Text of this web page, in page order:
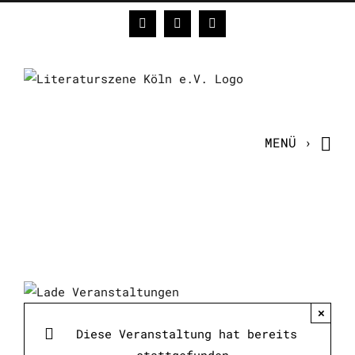
FacebookInstagram
E-
Mail
Diese Veranstaltung hat bereits
×